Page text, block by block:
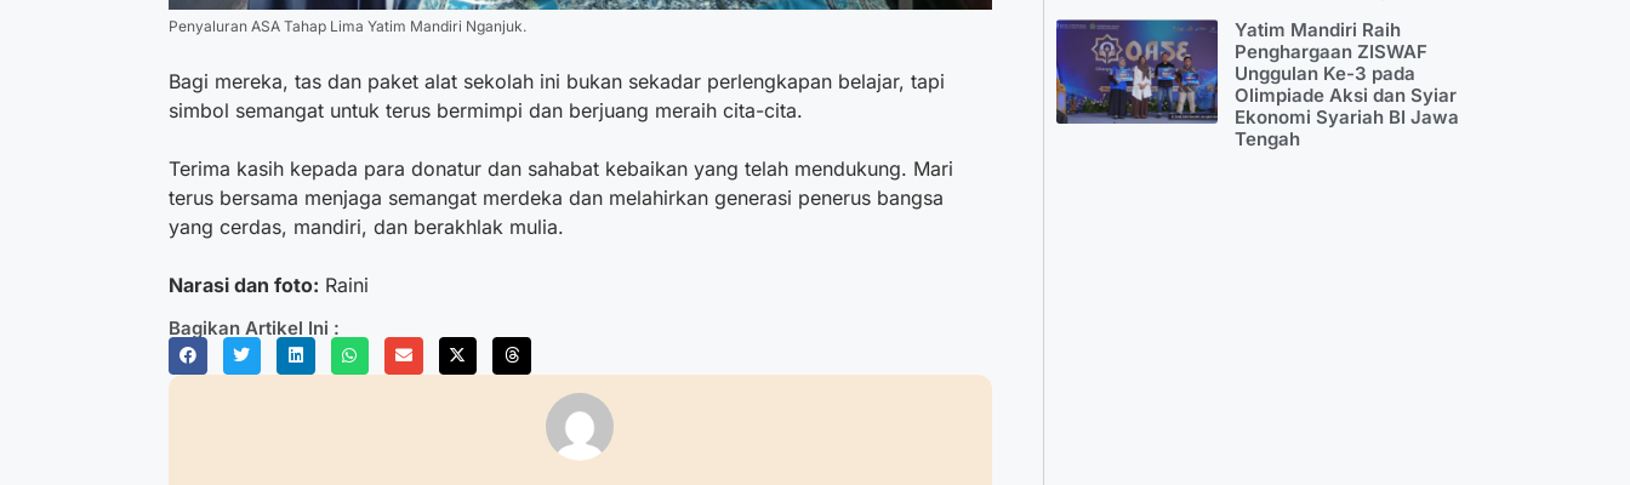
Penyaluran ASA Tahap Lima Yatim Mandiri Nganjuk.
Bagi mereka, tas dan paket alat sekolah ini bukan sekadar perlengkapan belajar, tapi
simbol semangat untuk terus bermimpi dan berjuang meraih cita-cita.
Terima kasih kepada para donatur dan sahabat kebaikan yang telah mendukung. Mari
terus bersama menjaga semangat merdeka dan melahirkan generasi penerus bangsa
yang cerdas, mandiri, dan berakhlak mulia.
Narasi dan foto: Raini
Bagikan Artikel Ini :
Yatim Mandiri Raih
Penghargaan ZISWAF
Unggulan Ke-3 pada
Olimpiade Aksi dan Syiar
Ekonomi Syariah BI Jawa
Tengah